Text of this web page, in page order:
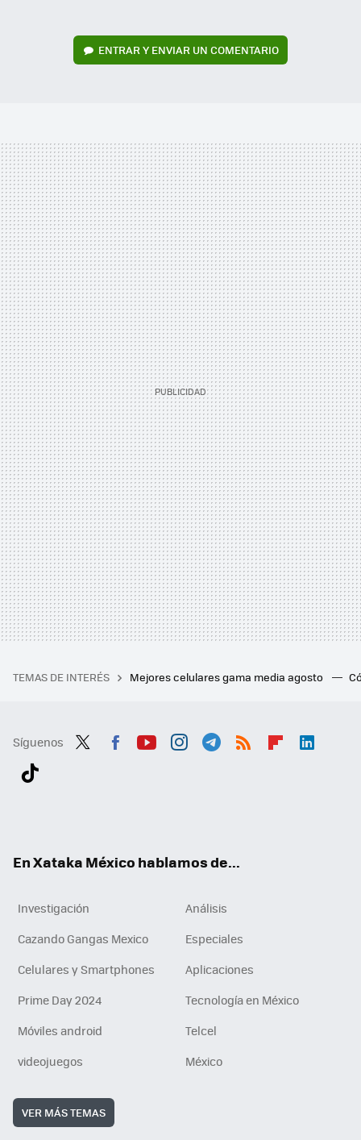
ENTRAR Y ENVIAR UN COMENTARIO
TEMAS DE INTERÉS Mejores celulares gama media agosto
Síguenos
En Xataka México hablamos de...
Investigación
Análisis
Cazando Gangas Mexico
Especiales
Celulares y Smartphones
Aplicaciones
Prime Day 2024
Tecnología en México
Móviles android
Telcel
videojuegos
México
VER MÁS TEMAS